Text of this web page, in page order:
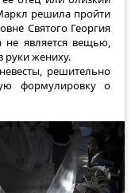
решила пройти
Святого Георгия
не является вещью,
руки жениху.
решительно
формулировку о